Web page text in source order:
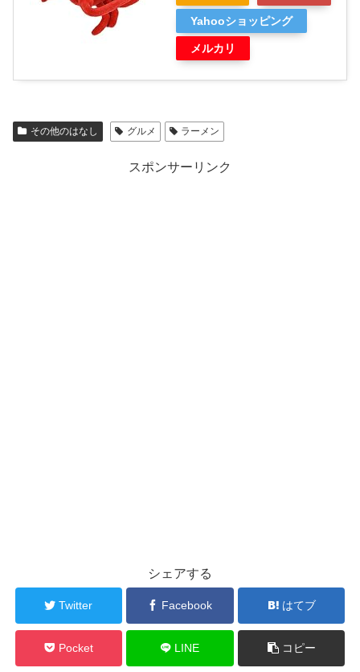
Yahooショッピング
メルカリ
その他のはなし グルメ ラーメン
スポンサーリンク
シェアする
Twitter Facebook はてブ
Pocket LINE コピー